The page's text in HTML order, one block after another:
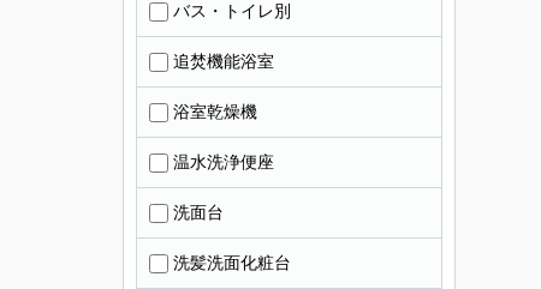
バス・トイレ別
追焚機能浴室
浴室乾燥機
温水洗浄便座
洗面台
洗髪洗面化粧台